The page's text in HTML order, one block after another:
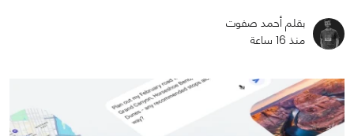
بقلم أحمد صفوت
منذ 16 ساعة